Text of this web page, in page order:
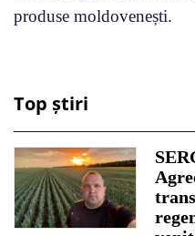
produse moldovenești.
Top știri